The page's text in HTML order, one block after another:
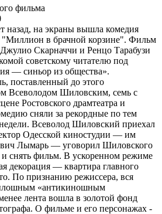
фильма
назад, на экраны вышла комедия
в брачной корзине". Фильм
Скарначчи и Ренцо Тарабузи
советскому читателю под
— синьор из общества».
поставленный до этого
Всеволодом Шиловским, семь с
Ростовского драмтеатра и
сняли за рекордные по тем
Всеволод Шиловский приехал
Одесской киностудии — им
Лымарь — уговорил Шиловского
снять фильм. В ускоренном режиме
декорация — квартира главного
По признанию режиссера, вся
«антикиношным
лента вошла в золотой фонд
О фильме и его персонажах -